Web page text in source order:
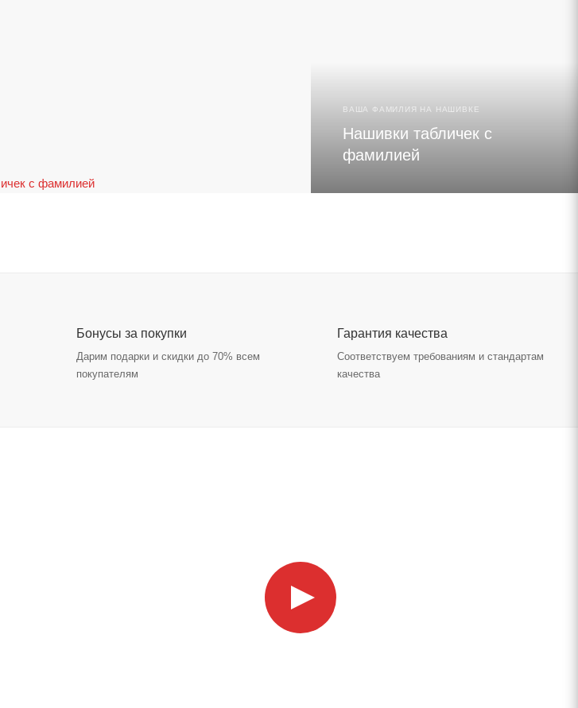
ВАША ФАМИЛИЯ НА НАШИВКЕ
Нашивки табличек с
фамилией
Бонусы за покупки
Дарим подарки и скидки до 70% всем
покупателям
Гарантия качества
Соответствуем требованиям и стандартам
качества